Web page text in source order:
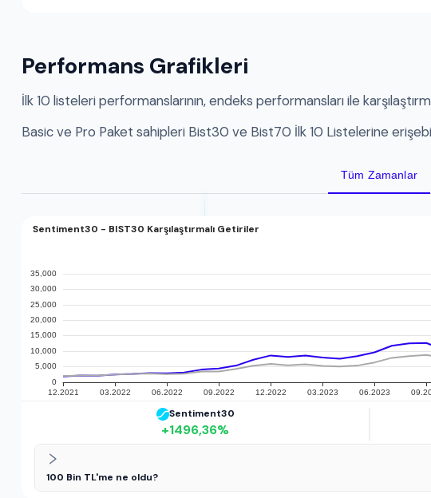
Performans Grafikleri
İlk 10 listeleri performanslarının, endeks performansları ile
Basic ve Pro Paket sahipleri Bist30 ve Bist70 İlk 10 Listelerine
Tüm Zamanlar
Sentiment30 - BIST30 Karşılaştırmalı Getiriler
Sentiment30
+1496,36%
100 Bin TL'me ne oldu?